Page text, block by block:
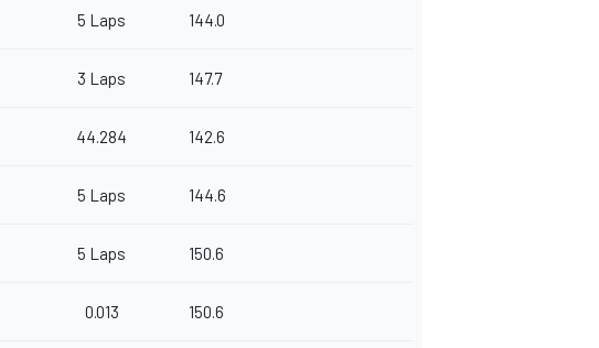
5 Laps 144.0
3 Laps 147.7
44.284 142.6
5 Laps 144.6
5 Laps 150.6
0.013 150.6